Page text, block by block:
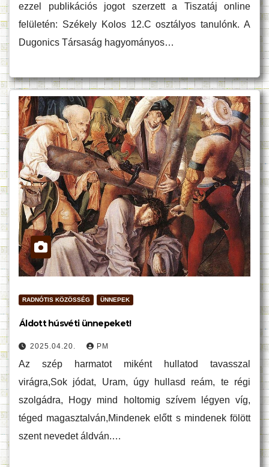
ezzel publikációs jogot szerzett a Tiszatáj online
felületén: Székely Kolos 12.C osztályos tanulónk. A
Dugonics Társaság hagyományos…
RADNÓTIS KÖZÖSSÉG ÜNNEPEK
Áldott húsvéti ünnepeket!
2025.04.20. PM
Az szép harmatot miként hullatod tavasszal
virágra,Sok jódat, Uram, úgy hullasd reám, te régi
szolgádra, Hogy mind holtomig szívem légyen víg,
téged magasztalván,Mindenek előtt s mindenek fölött
szent nevedet áldván.…